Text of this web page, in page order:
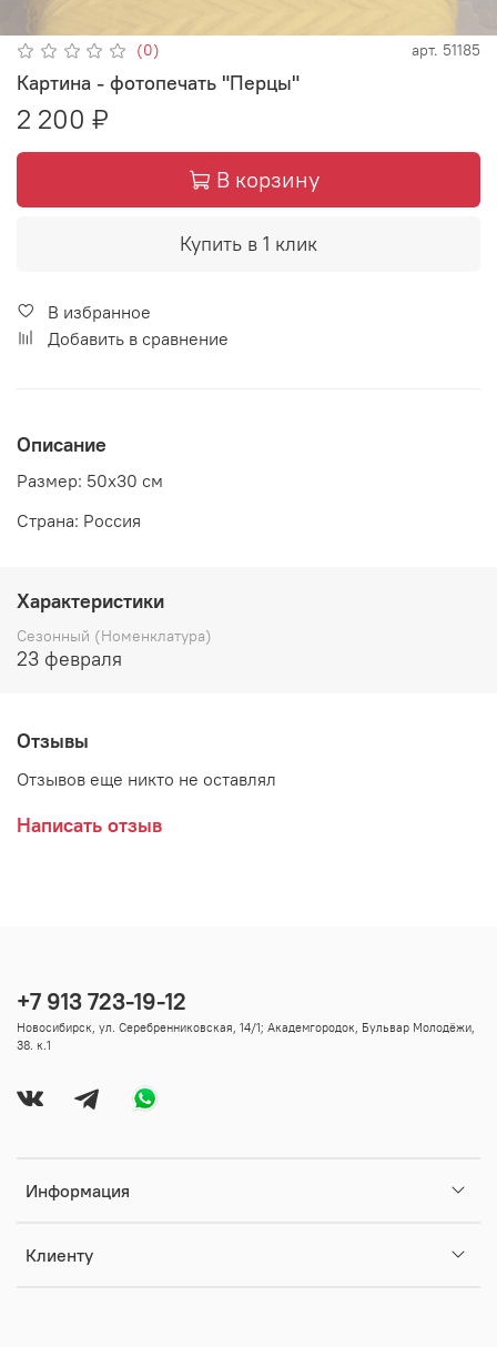
(0) арт. 51185
Картина - фотопечать "Перцы"
2 200 ₽
В корзину
Купить в 1 клик
В избранное
Добавить в сравнение
Описание
Размер: 50х30 см
Страна: Россия
Характеристики
Сезонный (Номенклатура)
23 февраля
Отзывы
Отзывов еще никто не оставлял
Написать отзыв
Информация
Клиенту
+7 913 723-19-12
Новосибирск, ул. Серебренниковская, 14/1; Академгородок, Бульвар Молодёжи,
38. к.1